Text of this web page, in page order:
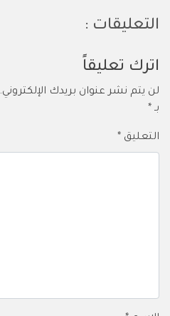
التعليقات :
اترك تعليقاً
لن يتم نشر عنوان بريدك الإلكتروني.
بـ *
التعليق *